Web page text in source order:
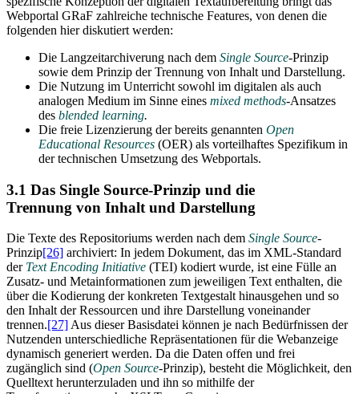
Webportal GRaF zahlreiche technische Features, von denen die
folgenden hier diskutiert werden:
Die Langzeitarchiverung nach dem Single Source-Prinzip
sowie dem Prinzip der Trennung von Inhalt und Darstellung.
Die Nutzung im Unterricht sowohl im digitalen als auch
analogen Medium im Sinne eines mixed methods-Ansatzes
des blended learning.
Die freie Lizenzierung der bereits genannten Open
Educational Resources (OER) als vorteilhaftes Spezifikum in
der technischen Umsetzung des Webportals.
3.1 Das Single Source-Prinzip und die
Trennung von Inhalt und Darstellung
Die Texte des Repositoriums werden nach dem Single Source-
Prinzip[26] archiviert: In jedem Dokument, das im XML-Standard
der Text Encoding Initiative (TEI) kodiert wurde, ist eine Fülle an
Zusatz- und Metainformationen zum jeweiligen Text enthalten, die
über die Kodierung der konkreten Textgestalt hinausgehen und so
den Inhalt der Ressourcen und ihre Darstellung voneinander
trennen.[27] Aus dieser Basisdatei können je nach Bedürfnissen der
Nutzenden unterschiedliche Repräsentationen für die Webanzeige
dynamisch generiert werden. Da die Daten offen und frei
zugänglich sind (Open Source-Prinzip), besteht die Möglichkeit, den
Quelltext herunterzuladen und ihn so mithilfe der